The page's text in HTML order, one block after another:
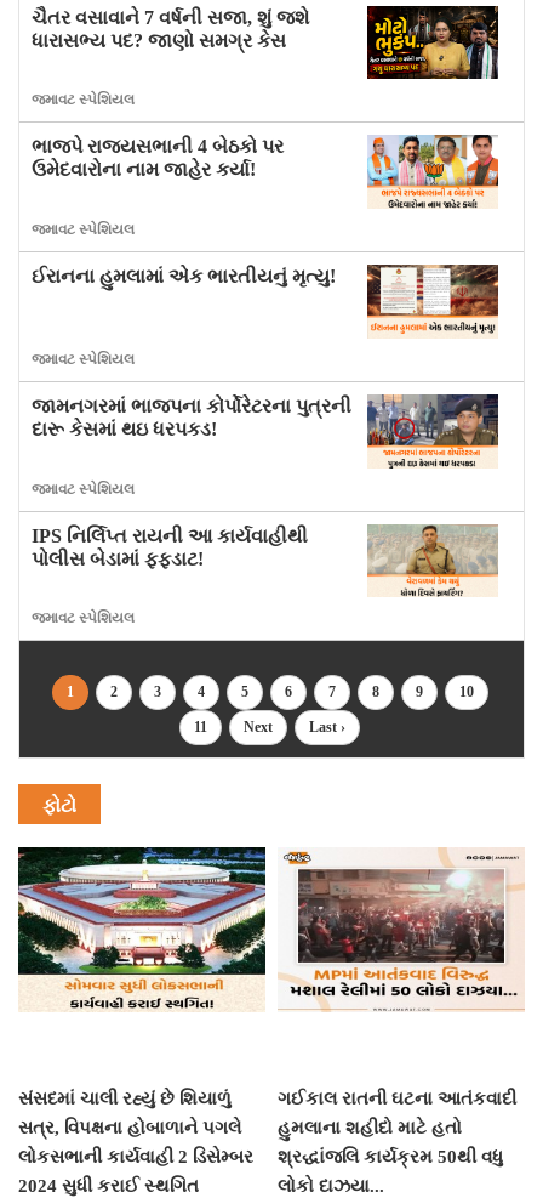
ચૈતર વસાવાને 7 વર્ષની સજા, શું જશે
ધારાસભ્ય પદ? જાણો સમગ્ર કેસ
જમાવટ સ્પેશિયલ
ભાજપે રાજ્યસભાની 4 બેઠકો પર
ઉમેદવારોના નામ જાહેર કર્યા!
જમાવટ સ્પેશિયલ
ઈરાનના હુમલામાં એક ભારતીયનું મૃત્યુ!
જમાવટ સ્પેશિયલ
જામનગરમાં ભાજપના કોર્પોરેટરના પુત્રની
દારૂ કેસમાં થઇ ધરપકડ!
જમાવટ સ્પેશિયલ
IPS નિર્લિપ્ત રાયની આ કાર્યવાહીથી
પોલીસ બેડામાં ફફડાટ!
જમાવટ સ્પેશિયલ
1 2 3 4 5 6 7 8 9 10
11 Next Last ›
ફોટો
સંસદમાં ચાલી રહ્યું છે શિયાળું
સત્ર, વિપક્ષના હોબાળાને પગલે
લોકસભાની કાર્યવાહી 2 ડિસેમ્બર
2024 સુધી કરાઈ સ્થગિત
ગઈકાલ રાતની ઘટના આતંકવાદી
હુમલાના શહીદો માટે હતો
શ્રદ્ધાંજલિ કાર્યક્રમ 50થી વધુ
લોકો દાઝયા...